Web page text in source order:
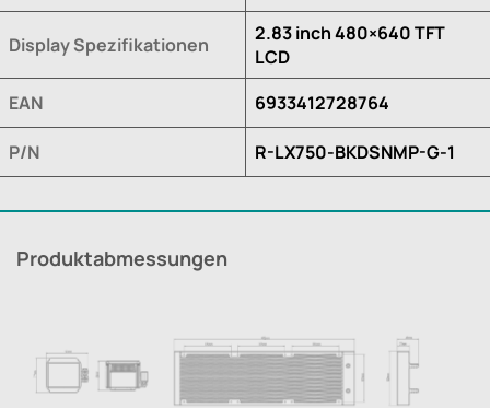
Display Spezifikationen
2.83 inch 480×640 TFT
LCD
EAN
6933412728764
P/N R-LX750-BKDSNMP-G-1
Produktabmessungen